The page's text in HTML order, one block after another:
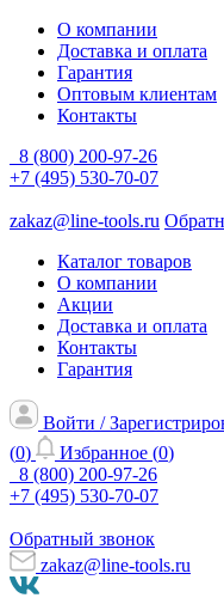
О компании
Доставка и оплата
Гарантия
Оптовым клиентам
Контакты
8 (800) 200-97-26
+7 (495) 530-70-07
zakaz@line-tools.ru
Каталог товаров
О компании
Акции
Доставка и оплата
Контакты
Гарантия
Войти /
(0) Избранное (0)
8 (800) 200-97-26
+7 (495) 530-70-07
Обратный звонок
zakaz@line-tools.ru